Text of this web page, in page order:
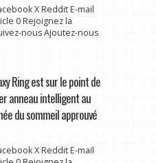
X Reddit E-mail
0 Rejoignez la
nous Ajoutez-nous
Ring est sur le point de
anneau intelligent au
du sommeil approuvé
X Reddit E-mail